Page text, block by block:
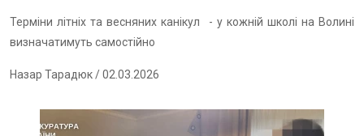
Терміни літніх та весняних канікул - у кожній школі на Волині
визначатимуть самостійно
Назар Тарадюк/ 02.03.2026